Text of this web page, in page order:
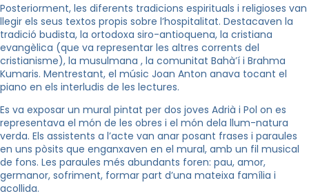
Posteriorment, les diferents tradicions espirituals i religioses van
llegir els seus textos propis sobre l’hospitalitat. Destacaven la
tradició budista, la ortodoxa siro-antioquena, la cristiana
evangèlica (que va representar les altres corrents del
cristianisme), la musulmana , la comunitat Bahà’í i Brahma
Kumaris. Mentrestant, el músic Joan Anton anava tocant el
piano en els interludis de les lectures.
Es va exposar un mural pintat per dos joves Adrià i Pol on es
representava el món de les obres i el món dela llum-natura
verda. Els assistents a l’acte van anar posant frases i paraules
en uns pòsits que enganxaven en el mural, amb un fil musical
de fons. Les paraules més abundants foren: pau, amor,
germanor, sofriment, formar part d’una mateixa família i
acollida.